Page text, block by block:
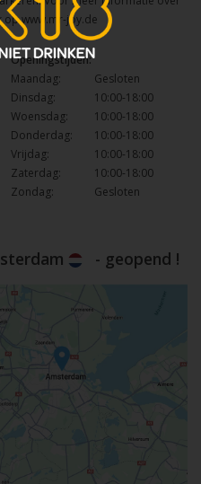
opwww.mr-joy.de
Openingstijden:
Maandag:
Gesloten
Dinsdag:
10:00-18:00
Woensdag:
10:00-18:00
Donderdag:
10:00-18:00
Vrijdag:
10:00-18:00
Zaterdag:
10:00-18:00
Zondag:
Gesloten
- geopend !